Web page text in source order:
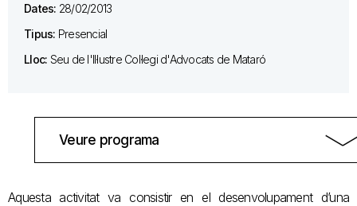
Dates: 28/02/2013
Tipus: Presencial
Lloc: Seu de l'Il·lustre Col·legi d'Advocats de Mataró
Veure programa
Aquesta activitat va consistir en el desenvolupament d’una